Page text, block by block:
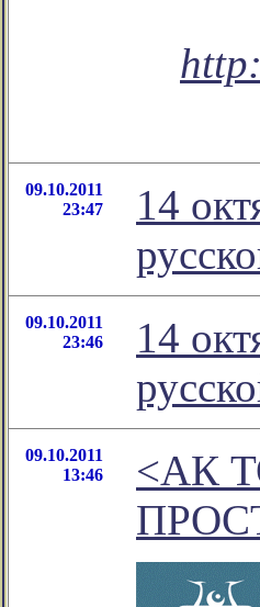
09.10.2011
23:47
14
09.10.2011
23:46
14
09.10.2011
13:46
<АК